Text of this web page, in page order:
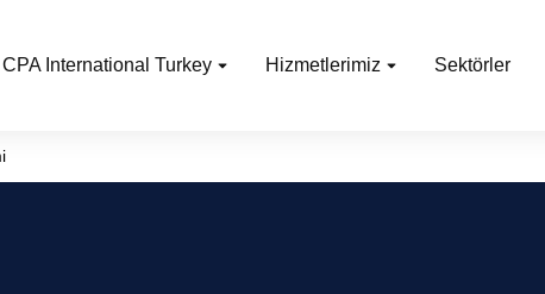
CPA International Turkey Hizmetlerimiz Sektörler